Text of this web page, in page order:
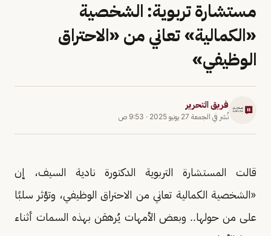
مستشارة تربوية: الشخصية
«الكمالية» تعاني من «الاحتراق
الوظيفي»
فريق التحرير
نُشر في الجمعة 27 يونيو 2025 · 9:53 ص
قالت المستشارة التربوية الدكتورة نادية السيف، إن
«الشخصية الكمالية تعاني من الاحتراق الوظيفي، وتؤثر سلبًا
على من حولها.. وبعض الأمهات يُرهقن بهذه السمات أثناء